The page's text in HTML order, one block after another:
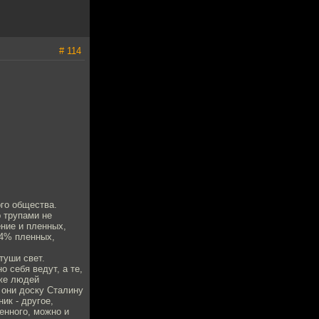
# 114
общества.
трупами не
и пленных,
пленных,
свет.
себя ведут, а те,
людей
доску Сталину
- другое,
можно и